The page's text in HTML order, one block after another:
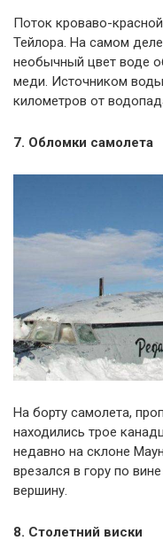
Поток кроваво-
Тейлора. На самом
необычный цвет воде
меди. Источником
километров от
7. Обломки самолета
На борту самолета,
находились трое
недавно на склоне
врезался в гору по
вершину.
8. Столетний виски